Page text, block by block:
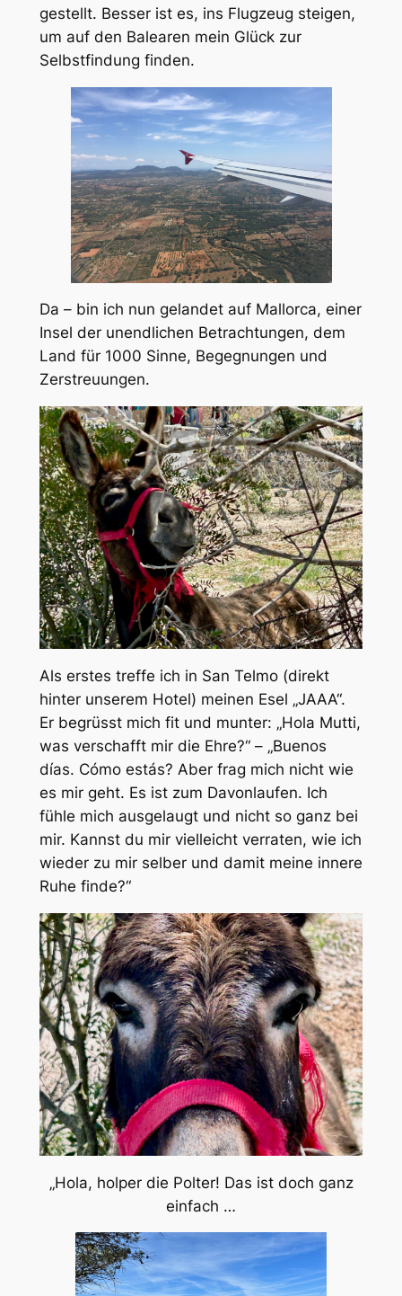
gestellt. Besser ist es, ins Flugzeug steigen,
um auf den Balearen mein Glück zur
Selbstfindung finden.
Da – bin ich nun gelandet auf Mallorca, einer
Insel der unendlichen Betrachtungen, dem
Land für 1000 Sinne, Begegnungen und
Zerstreuungen.
Als erstes treffe ich in San Telmo (direkt
hinter unserem Hotel) meinen Esel „JAAA“.
Er begrüsst mich fit und munter: „Hola Mutti,
was verschafft mir die Ehre?“ – „Buenos
días. Cómo estás? Aber frag mich nicht wie
es mir geht. Es ist zum Davonlaufen. Ich
fühle mich ausgelaugt und nicht so ganz bei
mir. Kannst du mir vielleicht verraten, wie ich
wieder zu mir selber und damit meine innere
Ruhe finde?“
„Hola, holper die Polter! Das ist doch ganz
einfach …